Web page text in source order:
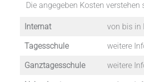
Die angegeben Kosten
Internat von bis in
Tagesschule weitere
Ganztagesschule weitere